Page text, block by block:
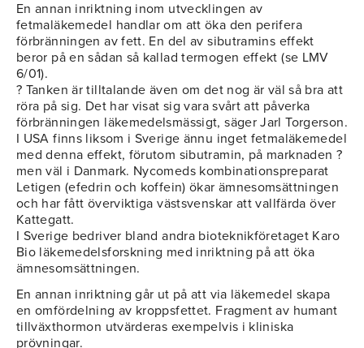
En annan inriktning inom utvecklingen av
fetmaläkemedel handlar om att öka den perifera
förbränningen av fett. En del av sibutramins effekt
beror på en sådan så kallad termogen effekt (se LMV
6/01).
? Tanken är tilltalande även om det nog är väl så bra att
röra på sig. Det har visat sig vara svårt att påverka
förbränningen läkemedelsmässigt, säger Jarl Torgerson.
I USA finns liksom i Sverige ännu inget fetmaläkemedel
med denna effekt, förutom sibutramin, på marknaden ?
men väl i Danmark. Nycomeds kombinationspreparat
Letigen (efedrin och koffein) ökar ämnesomsättningen
och har fått överviktiga västsvenskar att vallfärda över
Kattegatt.
I Sverige bedriver bland andra bioteknikföretaget Karo
Bio läkemedelsforskning med inriktning på att öka
ämnesomsättningen.
En annan inriktning går ut på att via läkemedel skapa
en omfördelning av kroppsfettet. Fragment av humant
tillväxthormon utvärderas exempelvis i kliniska
prövningar.